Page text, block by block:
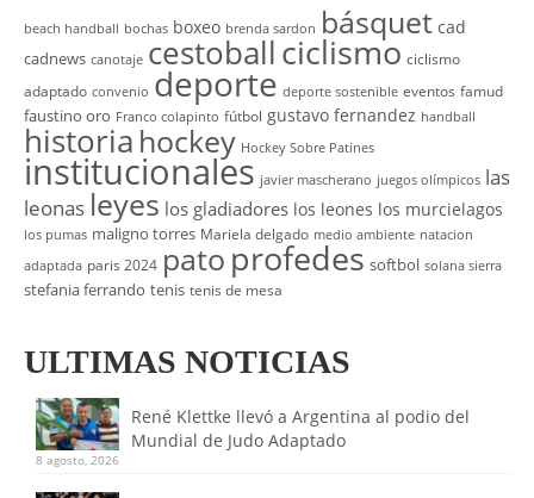
beach handball bochas boxeo brenda sardon básquet cad
cadnews canotaje cestoballciclismo ciclismo
adaptado convenio deporte deporte sostenible eventos famud
faustino oro Franco colapinto fútbol gustavo fernandez handball
historia hockey Hockey Sobre Patines
institucionales javier mascherano juegos olímpicos las
leonas leyes los gladiadores los leones los murcielagos
los pumas maligno torres Mariela delgado medio ambiente natacion
adaptada paris 2024 pato profedes softbol solana sierra
stefania ferrando tenis tenis de mesa
ULTIMAS NOTICIAS
René Klettke llevó a Argentina al podio del
Mundial de Judo Adaptado
8 agosto, 2026